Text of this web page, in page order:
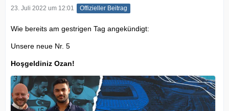
23. Juli 2022 um 12:01 Offizieller Beitrag
Wie bereits am gestrigen Tag angekündigt:
Unsere neue Nr. 5
Hoşgeldiniz Ozan!